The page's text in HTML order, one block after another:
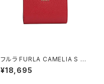
フルラ FURLA CAMELIA S C
OMPACT WALLETS 二つ折り
財布 wp00315-are000-430
¥18,695